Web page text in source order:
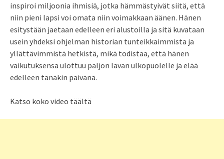
inspiroi miljoonia ihmisiä, jotka hämmästyivät siitä, että
niin pieni lapsi voi omata niin voimakkaan äänen. Hänen
esitystään jaetaan edelleen eri alustoilla ja sitä kuvataan
usein yhdeksi ohjelman historian tunteikkaimmista ja
yllättävimmistä hetkistä, mikä todistaa, että hänen
vaikutuksensa ulottuu paljon lavan ulkopuolelle ja elää
edelleen tänäkin päivänä.
Katso koko video täältä